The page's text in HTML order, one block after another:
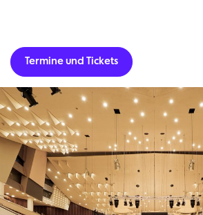
Termine und Tickets